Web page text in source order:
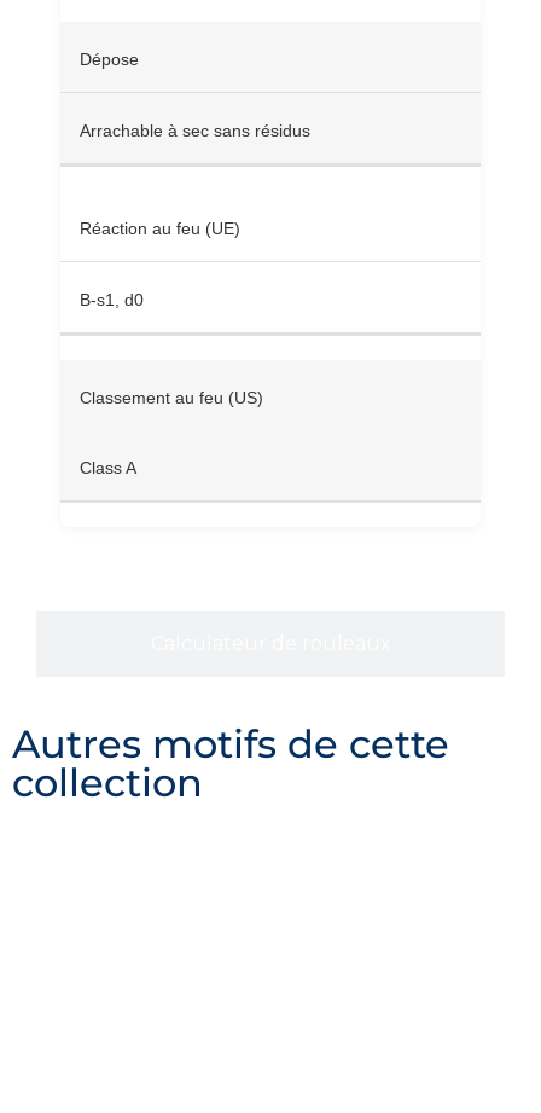
Dépose
Arrachable à sec sans résidus
Réaction au feu (UE)
B-s1, d0
Classement au feu (US)
Class A
Autres motifs de cette
collection